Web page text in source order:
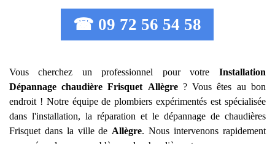
☎ 09 72 56 54 58
Vous cherchez un professionnel pour votre Installation
Dépannage chaudière Frisquet Allègre? Vous êtes au bon
endroit ! Notre équipe de plombiers expérimentés est spécialisée
dans l'installation, la réparation et le dépannage de chaudières
Frisquet dans la ville de Allègre. Nous intervenons rapidement